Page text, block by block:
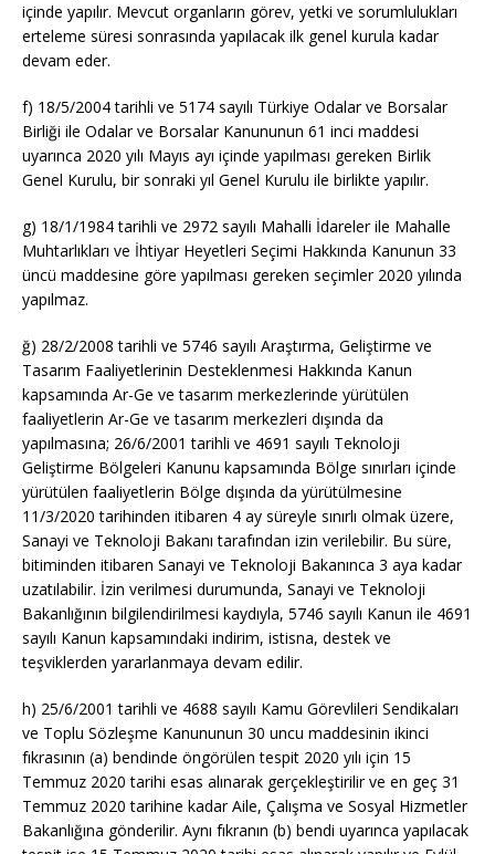
içinde yapılır. Mevcut organların görev, yetki ve sorumlulukları
erteleme süresi sonrasında yapılacak ilk genel kurula kadar
devam eder.
f) 18/5/2004tarihli ve 5174 sayılı Türkiye Odalar ve Borsalar
Birliği ile Odalar ve Borsalar Kanununun 61 inci maddesi
uyarınca 2020 yılı Mayıs ayı içinde yapılması gereken Birlik
Genel Kurulu, bir sonraki yıl Genel Kurulu ile birlikte yapılır.
g) 18/1/1984tarihli ve 2972 sayılı Mahalli İdareler ile Mahalle
Muhtarlıkları ve İhtiyar Heyetleri Seçimi Hakkında Kanunun 33
üncü maddesine göre yapılması gereken seçimler 2020 yılında
yapılmaz.
ğ) 28/2/2008 tarihli ve 5746 sayılı Araştırma, Geliştirme ve
Tasarım Faaliyetlerinin Desteklenmesi Hakkında Kanun
kapsamında Ar-Ge ve tasarım merkezlerinde yürütülen
faaliyetlerin Ar-Ge ve tasarım merkezleri dışında da
yapılmasına; 26/6/2001 tarihli ve 4691 sayılı Teknoloji
Geliştirme Bölgeleri Kanunu kapsamında Bölge sınırları içinde
yürütülen faaliyetlerin Bölge dışında da yürütülmesine
11/3/2020 tarihinden itibaren 4 ay süreyle sınırlı olmak üzere,
Sanayi ve Teknoloji Bakanı tarafından izin verilebilir. Bu süre,
bitiminden itibaren Sanayi ve Teknoloji Bakanınca 3 aya kadar
uzatılabilir. İzin verilmesi durumunda, Sanayi ve Teknoloji
Bakanlığının bilgilendirilmesi kaydıyla, 5746 sayılı Kanun ile 4691
sayılı Kanun kapsamındaki indirim, istisna, destek ve
teşviklerden yararlanmaya devam edilir.
h) 25/6/2001 tarihli ve 4688 sayılı Kamu Görevlileri Sendikaları
ve Toplu Sözleşme Kanununun 30 uncu maddesinin ikinci
fıkrasının (a) bendinde öngörülen tespit 2020 yılı için 15
Temmuz 2020 tarihi esas alınarak gerçekleştirilir ve en geç 31
Temmuz 2020 tarihine kadar Aile, Çalışma ve Sosyal Hizmetler
Bakanlığına gönderilir. Aynı fıkranın (b) bendi uyarınca yapılacak